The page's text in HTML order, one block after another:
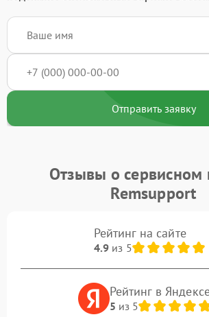
Отправить заявку
Отзывы о сервисном
Remsupport
Рейтинг на сайте
4.9из 5
Рейтинг в
5 из 5